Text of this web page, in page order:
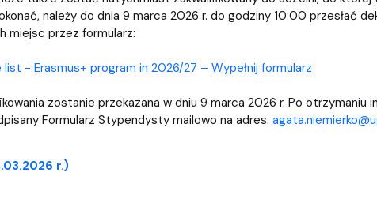
należy do dnia 9 marca 2026 r. do godziny 10:00 przesłać
miejsc przez formularz:
- Erasmus+ program in 2026/27 – Wypełnij formularz
zostanie przekazana w dniu 9 marca 2026 r. Po otrzymaniu
Formularz Stypendysty mailowo na adres:
r.)